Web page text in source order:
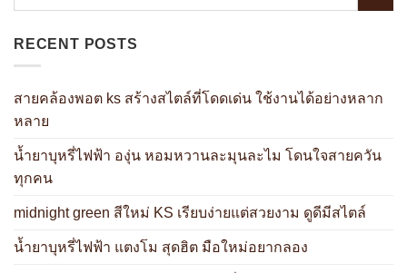
RECENT POSTS
สายคล้องพอต ks สร้างสไตล์ที่โดดเด่น ใช้งานได้อย่างหลาก
หลาย
น้ำยาบุหรี่ไฟฟ้า องุ่น หอมหวานละมุนละไม โดนใจสายควัน
ทุกคน
midnight green สีใหม่ KS เรียบง่ายแต่สวยงาม ดูดีมีสไตล์
น้ำยาบุหรี่ไฟฟ้า แตงโม สุดฮิต มือใหม่อยากลอง